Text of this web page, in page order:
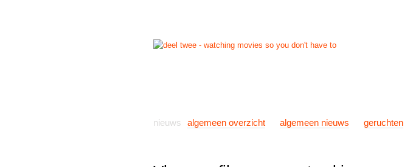
nieuws algemeen overzicht algemeen nieuws geruchten